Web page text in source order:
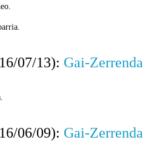
A. Bermeo.
A. Etxebarria.
07/13): Gai-Zerrenda
P08. Mañaria.
06/09): Gai-Zerrenda